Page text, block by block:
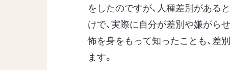
をしたのですが、人種差別がある
けで、実際に自分が差別や嫌がら
怖を身をもって知ったことも、差
ます。